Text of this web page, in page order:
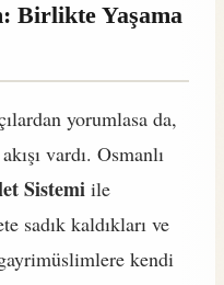
Birlikte Yaşama
yorumlasa da,
vardı. Osmanlı
Sistemi ile
sadık kaldıkları ve
kendi